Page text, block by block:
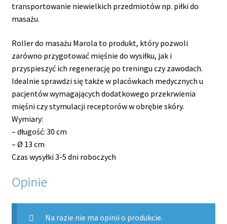
transportowanie niewielkich przedmiotów np. piłki do
masażu.
Roller do masażu Marola to produkt, który pozwoli
zarówno przygotować mięśnie do wysiłku, jak i
przyspieszyć ich regenerację po treningu czy zawodach.
Idealnie sprawdzi się także w placówkach medycznych u
pacjentów wymagających dodatkowego przekrwienia
mięśni czy stymulacji receptorów w obrębie skóry.
Wymiary:
– długość: 30 cm
– Ø 13 cm
Czas wysyłki 3-5 dni roboczych
Opinie
Na razie nie ma opinii o produkcie.